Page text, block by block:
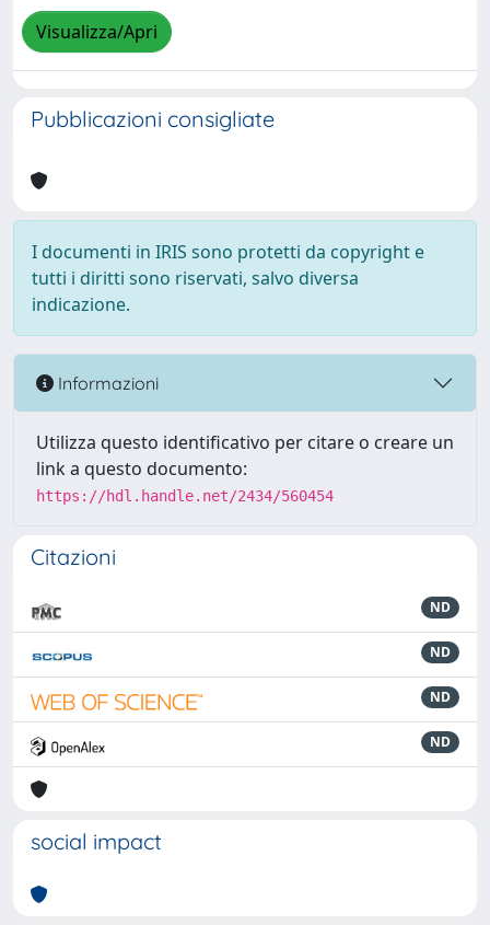
Visualizza/Apri
Pubblicazioni consigliate
I documenti in IRIS sono protetti da copyright e
tutti i diritti sono riservati, salvo diversa
indicazione.
Informazioni
Utilizza questo identificativo per citare o creare un
link a questo documento:
https://hdl.handle.net/2434/560454
Citazioni
ND
ND
ND
ND
social impact